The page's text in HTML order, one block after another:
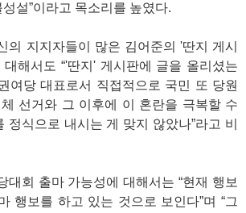
설”이라고 목소리를 높였다.
의 지지자들이 많은 김어준의 '딴지 게시
해서도 “'딴지' 게시판에 글을 올리셨는
여당 대표로서 직접적으로 국민 또 당원
선거와 그 이후에 이 혼란을 극복할 수
정식으로 내시는 게 맞지 않았나”라고 비
대회 출마 가능성에 대해서는 “현재 행보
행보를 하고 있는 것으로 보인다”며 “그